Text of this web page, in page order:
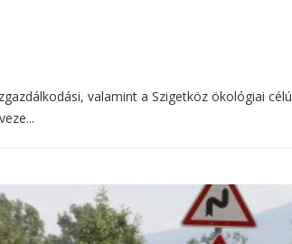
valamint a Szigetköz ökológiai célú